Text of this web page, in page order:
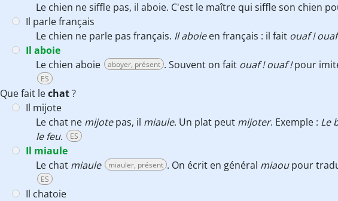
Le chien ne siffle pas, il aboie. C'est le maître qui siffle son chien
Il parle français
Le chien ne parle pas français. Il aboieen français : il fait ouaf !
Il aboie
Le chien aboie
aboyer, présent . Souvent on fait ouaf ! ouaf !pour
ES
Que fait lechat?
Il mijote
Le chat ne mijotepas, il miaule. Un plat peut mijoter. Exemple : Le
le feu. ES
Il miaule
Le chat miaule miauler, présent . On écrit en général miaoupour
ES
Il chatoie